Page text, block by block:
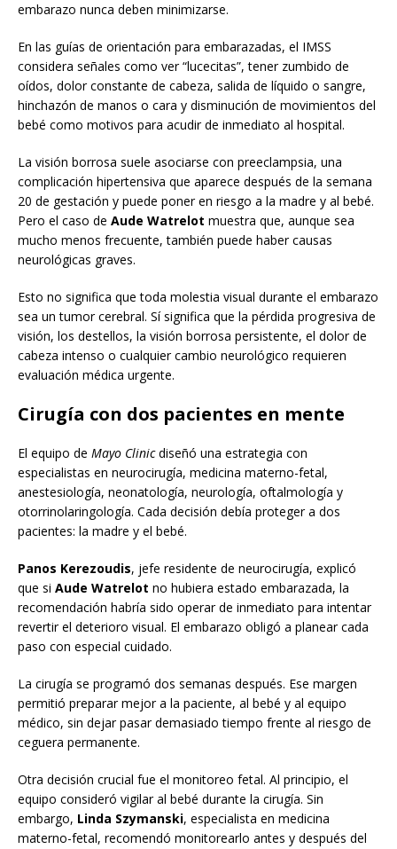
embarazo nunca deben minimizarse.
En las guías de orientación para embarazadas, el IMSS
considera señales como ver “lucecitas”, tener zumbido de
oídos, dolor constante de cabeza, salida de líquido o sangre,
hinchazón de manos o cara y disminución de movimientos del
bebé como motivos para acudir de inmediato al hospital.
La visión borrosa suele asociarse con preeclampsia, una
complicación hipertensiva que aparece después de la semana
20 de gestación y puede poner en riesgo a la madre y al bebé.
Pero el caso de Aude Watrelot muestra que, aunque sea
mucho menos frecuente, también puede haber causas
neurológicas graves.
Esto no significa que toda molestia visual durante el embarazo
sea un tumor cerebral. Sí significa que la pérdida progresiva de
visión, los destellos, la visión borrosa persistente, el dolor de
cabeza intenso o cualquier cambio neurológico requieren
evaluación médica urgente.
Cirugía con dos pacientes en mente
El equipo de Mayo Clinicdiseñó una estrategia con
especialistas en neurocirugía, medicina materno-fetal,
anestesiología, neonatología, neurología, oftalmología y
otorrinolaringología. Cada decisión debía proteger a dos
pacientes: la madre y el bebé.
Panos Kerezoudis, jefe residente de neurocirugía, explicó
que si Aude Watrelot no hubiera estado embarazada, la
recomendación habría sido operar de inmediato para intentar
revertir el deterioro visual. El embarazo obligó a planear cada
paso con especial cuidado.
La cirugía se programó dos semanas después. Ese margen
permitió preparar mejor a la paciente, al bebé y al equipo
médico, sin dejar pasar demasiado tiempo frente al riesgo de
ceguera permanente.
Otra decisión crucial fue el monitoreo fetal. Al principio, el
equipo consideró vigilar al bebé durante la cirugía. Sin
embargo, Linda Szymanski, especialista en medicina
materno-fetal, recomendó monitorearlo antes y después del